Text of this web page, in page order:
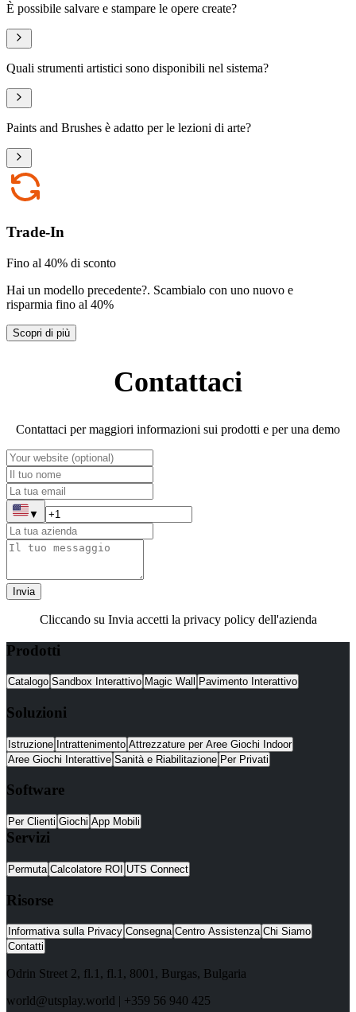
È possibile salvare e stampare le opere create?
Quali strumenti artistici sono disponibili nel sistema?
Paints and Brushes è adatto per le lezioni di arte?
Trade-In
Fino al 40% di sconto
Hai un modello precedente?. Scambialo con uno nuovo e
risparmia fino al 40%
Scopri di più
Contattaci
Contattaci per maggiori informazioni sui prodotti e per una demo
▼
Invia
Cliccando su Invia accetti la privacy policy dell'azienda
Prodotti
Catalogo Sandbox Interattivo Magic Wall Pavimento Interattivo
Soluzioni
Istruzione Intrattenimento Attrezzature per Aree Giochi Indoor
Aree Giochi Interattive Sanità e Riabilitazione Per Privati
Software
Per Clienti Giochi App Mobili
Servizi
Permuta Calcolatore ROI UTS Connect
Risorse
Informativa sulla Privacy Consegna Centro Assistenza Chi Siamo
Contatti
Odrin Street 2, fl.1 , fl.1, 8001 , Burgas, Bulgaria
world@utsplay.world | +359 56 940 425